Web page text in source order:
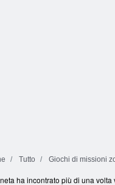
Tutto Giochi di missioni
ha incontrato più di una